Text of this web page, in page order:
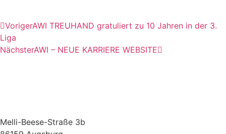
VorigerAWI TREUHAND gratuliert zu 10 Jahren in der 3.
Liga
NächsterAWI – NEUE KARRIERE WEBSITE
Melli-Beese-Straße 3b